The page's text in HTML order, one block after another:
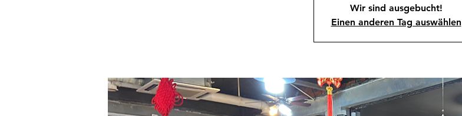
Wir sind ausgebucht!
Einen anderen Tag auswählen